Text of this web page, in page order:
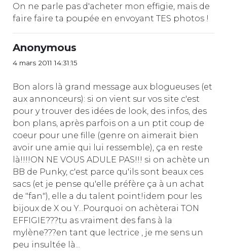
On ne parle pas d'acheter mon effigie, mais de
faire faire ta poupée en envoyant TES photos !
Anonymous
4 mars 2011 14:31:15
Bon alors là grand message aux blogueuses (et
aux annonceurs): si on vient sur vos site c'est
pour y trouver des idées de look, des infos, des
bon plans, après parfois on a un ptit coup de
coeur pour une fille (genre on aimerait bien
avoir une amie qui lui ressemble), ça en reste
là!!!!ON NE VOUS ADULE PAS!!! si on achète un
BB de Punky, c'est parce qu'ils sont beaux ces
sacs (et je pense qu'elle préfère ça à un achat
de "fan"), elle a du talent point!idem pour les
bijoux de X ou Y...Pourquoi on achèterai TON
EFFIGIE???tu as vraiment des fans à la
mylène???en tant que lectrice , je me sens un
peu insultée là...